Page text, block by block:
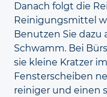
Danach folgt die
Reinigungsmittel
Benutzen Sie
Schwamm. Bei
sie kleine Kratzer
Fensterscheiben
reiniger und einen